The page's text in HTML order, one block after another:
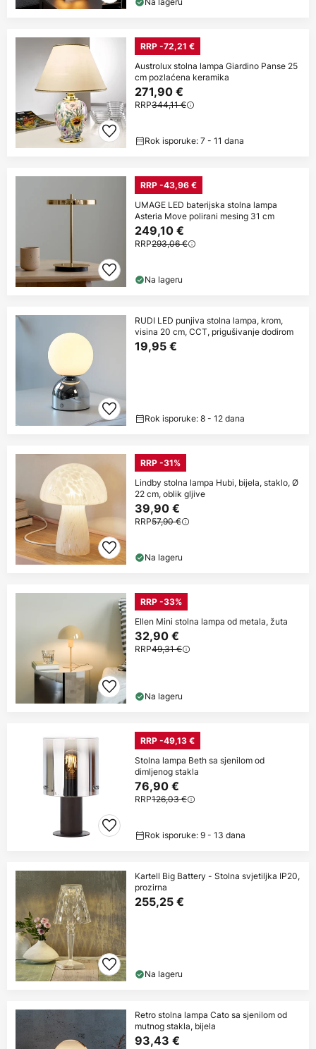
RRP -72,21 €
Austrolux stolna lampa Giardino Panse 25
cm pozlaćena keramika
271,90 €
RRP344,11 €
Rok isporuke: 7 - 11 dana
RRP -43,96 €
UMAGE LED baterijska stolna lampa
Asteria Move polirani mesing 31 cm
249,10 €
RRP293,06 €
Na lageru
RUDI LED punjiva stolna lampa, krom,
visina 20 cm, CCT, prigušivanje dodirom
19,95 €
Rok isporuke: 8 - 12 dana
RRP -31%
Lindby stolna lampa Hubi, bijela, staklo, Ø
22 cm, oblik gljive
39,90 €
RRP57,90 €
Na lageru
RRP -33%
Ellen Mini stolna lampa od metala, žuta
32,90 €
RRP49,31 €
Na lageru
RRP -49,13 €
Stolna lampa Beth sa sjenilom od
dimljenog stakla
76,90 €
RRP126,03 €
Rok isporuke: 9 - 13 dana
Kartell Big Battery - Stolna svjetiljka IP20,
prozirna
255,25 €
Na lageru
Retro stolna lampa Cato sa sjenilom od
mutnog stakla, bijela
93,43 €